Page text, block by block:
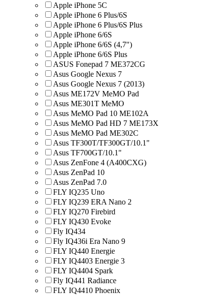
Apple iPhone 5C
Apple iPhone 6 Plus/6S
Apple iPhone 6 Plus/6S Plus
Apple iPhone 6/6S
Apple iPhone 6/6S (4,7")
Apple iPhone 6/6S Plus
ASUS Fonepad 7 ME372CG
Asus Google Nexus 7
Asus Google Nexus 7 (2013)
Asus ME172V MeMO Pad
Asus ME301T MeMO
Asus MeMO Pad 10 ME102A
Asus MeMO Pad HD 7 ME173X
Asus MeMO Pad ME302C
Asus TF300T/TF300GT/10.1"
Asus TF700GT/10.1"
Asus ZenFone 4 (A400CXG)
Asus ZenPad 10
Asus ZenPad 7.0
FLY IQ235 Uno
FLY IQ239 ERA Nano 2
FLY IQ270 Firebird
FLY IQ430 Evoke
Fly IQ434
Fly IQ436i Era Nano 9
FLY IQ440 Energie
FLY IQ4403 Energie 3
FLY IQ4404 Spark
Fly IQ441 Radiance
FLY IQ4410 Phoenix